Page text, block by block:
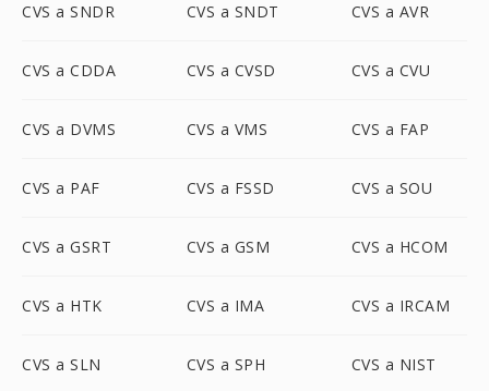
CVS a SNDR CVS a SNDT CVS a AVR
CVS a CDDA CVS a CVSD CVS a CVU
CVS a DVMS CVS a VMS CVS a FAP
CVS a PAF CVS a FSSD CVS a SOU
CVS a GSRT CVS a GSM CVS a HCOM
CVS a HTK CVS a IMA CVS a IRCAM
CVS a SLN CVS a SPH CVS a NIST